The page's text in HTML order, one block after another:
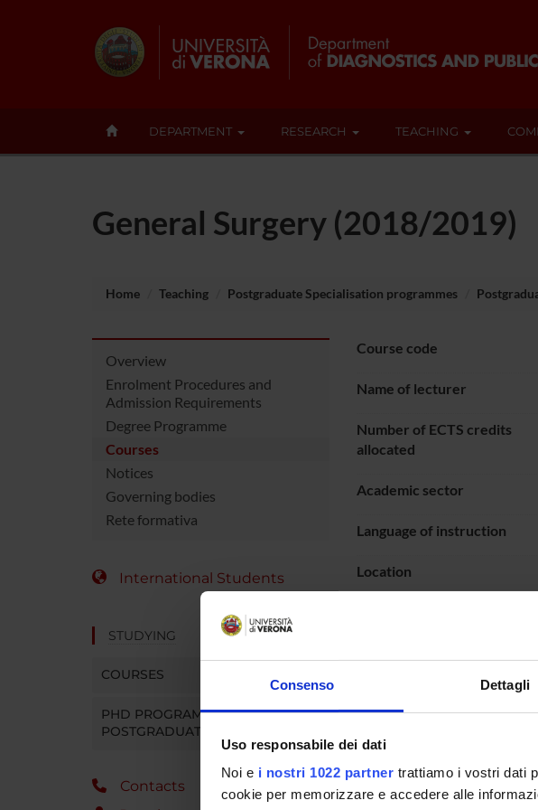
Consenso Dettagli
Uso responsabile dei dati
Noi e i nostri 1022 partner trattiamo i vostri dati
cookie per memorizzare e accedere alle
DEPARTMENT RESEARCH TEACHING
General Surgery (2018/2019)
Home Teaching Postgraduate Specialisation programmes
Overview
Enrolment Procedures and
Admission Requirements
Degree Programme
Courses
Notices
Governing bodies
Rete formativa
International Students
STUDYING
COURSES
PHD PROGRAMMES AND
POSTGRADUATE TRAINING
Contacts
Course code
Name of lecturer
Number of ECTS credits
allocated
Academic sector
Language of instruction
Location